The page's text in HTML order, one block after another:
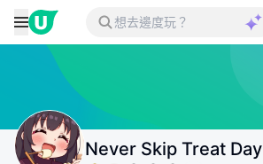
Never Skip Treat Day